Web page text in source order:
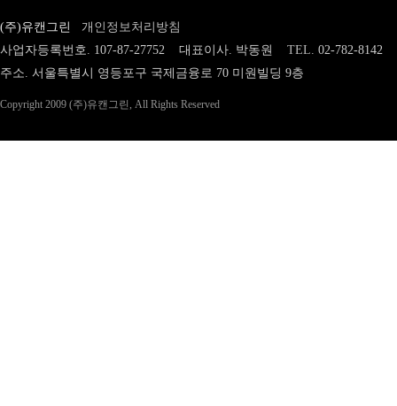
(주)유캔그린
개인정보처리방침
사업자등록번호. 107-87-27752 대표이사. 박동원 TEL. 02-782-8142
주소. 서울특별시 영등포구 국제금융로 70 미원빌딩 9층
Copyright 2009 (주)유캔그린, All Rights Reserved